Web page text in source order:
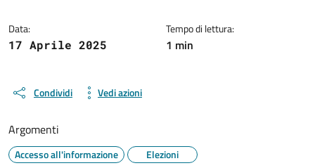
Data:
17 Aprile 2025
Tempo di lettura:
1 min
Condividi Vedi azioni
Argomenti
Accesso all'informazione Elezioni